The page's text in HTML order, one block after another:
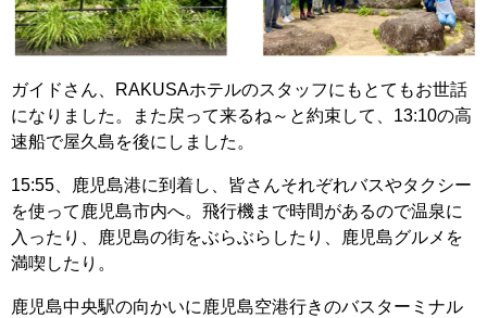
ガイドさん、RAKUSAホテルのスタッフにもとてもお世話
になりました。また戻って来るね～と約束して、13:10の高
速船で屋久島を後にしました。
15:55、鹿児島港に到着し、皆さんそれぞれバスやタクシー
を使って鹿児島市内へ。飛行機まで時間があるので温泉に
入ったり、鹿児島の街をぶらぶらしたり、鹿児島グルメを
満喫したり。
鹿児島中央駅の向かいに鹿児島空港行きのバスターミナル